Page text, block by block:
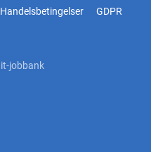
Handelsbetingelser
GDPR